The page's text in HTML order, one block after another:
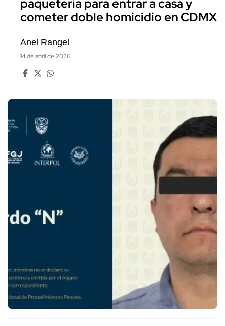
paquetería para entrar a casa y
cometer doble homicidio en CDMX
Anel Rangel
14 de abril de 2026